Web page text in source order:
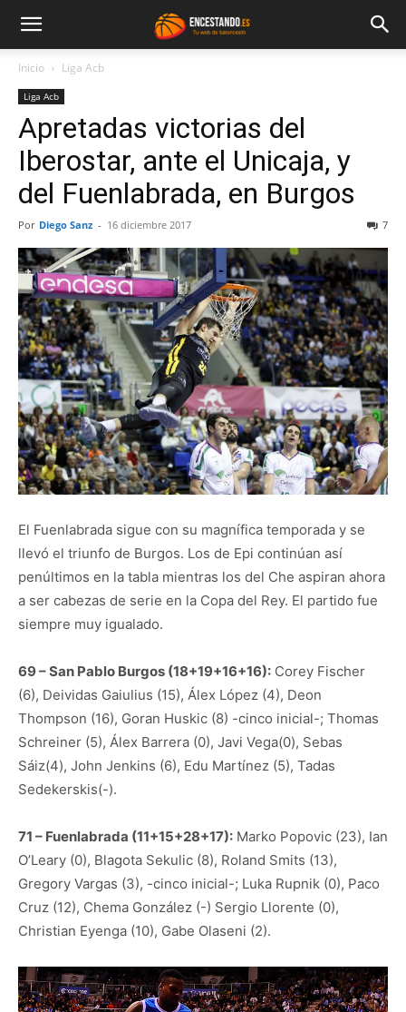
Inicio Liga Acb
Liga Acb
Apretadas victorias del
Iberostar, ante el Unicaja, y
del Fuenlabrada, en Burgos
Por Diego Sanz - 16 diciembre 2017 7
El Fuenlabrada sigue con su magnífica temporada y se
llevó el triunfo de Burgos. Los de Epi continúan así
penúltimos en la tabla mientras los del Che aspiran ahora
a ser cabezas de serie en la Copa del Rey. El partido fue
siempre muy igualado.
69 – San Pablo Burgos (18+19+16+16): Corey Fischer
(6), Deividas Gaiulius (15), Álex López (4), Deon
Thompson (16), Goran Huskic (8) -cinco inicial-; Thomas
Schreiner (5), Álex Barrera (0), Javi Vega(0), Sebas
Sáiz(4), John Jenkins (6), Edu Martínez (5), Tadas
Sedekerskis(-).
71 – Fuenlabrada (11+15+28+17): Marko Popovic (23), Ian
O’Leary (0), Blagota Sekulic (8), Roland Smits (13),
Gregory Vargas (3), -cinco inicial-; Luka Rupnik (0), Paco
Cruz (12), Chema González (-) Sergio Llorente (0),
Christian Eyenga (10), Gabe Olaseni (2).